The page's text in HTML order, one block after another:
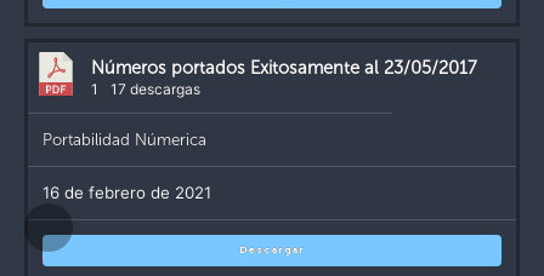
Números portados Exitosamente al 23/05/2017
1 17 descargas
Portabilidad Númerica
16 de febrero de 2021
Descargar